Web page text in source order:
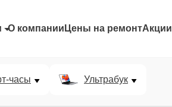
О компании Цены на ремонтАкции
часы Ультрабук